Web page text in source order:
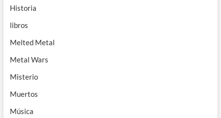
Historia
libros
Melted Metal
Metal Wars
Misterio
Muertos
Música